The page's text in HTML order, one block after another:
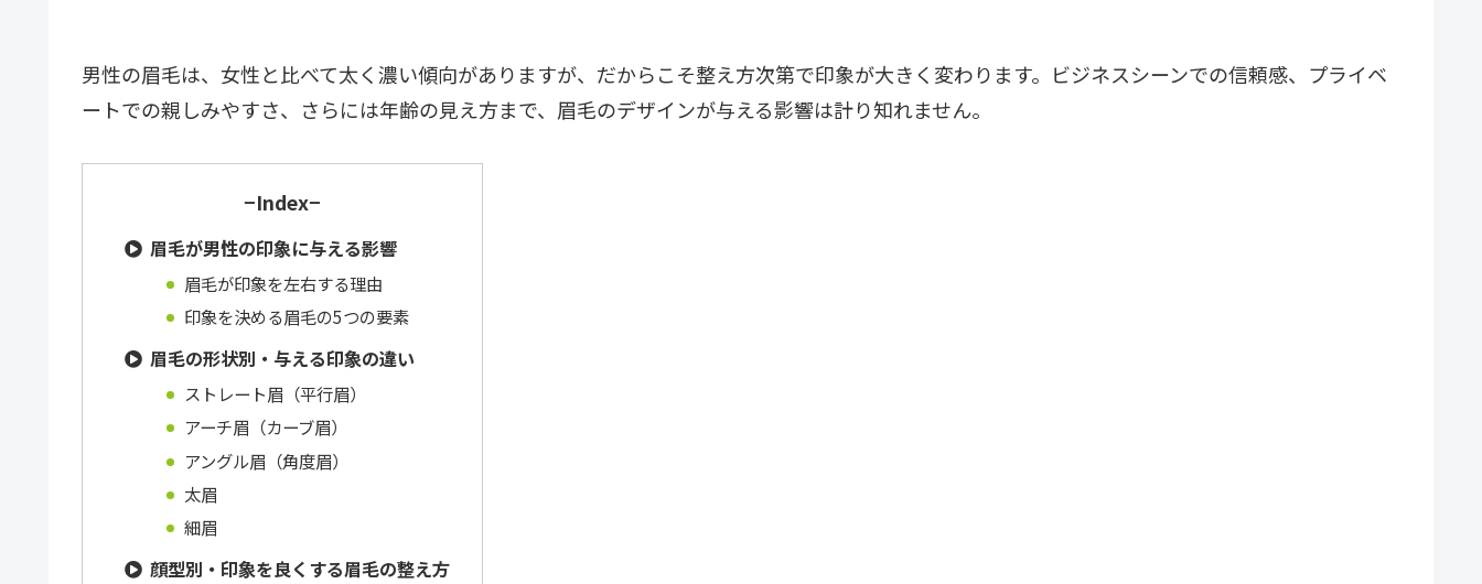
男性の眉毛は、女性と比べて太く濃い傾向がありますが、だからこそ整え方次第で印象が大きく変わります。ビジネスシーンでの信頼感、プライベ
ートでの親しみやすさ、さらには年齢の見え方まで、眉毛のデザインが与える影響は計り知れません。
−Index−
眉毛が男性の印象に与える影響
眉毛が印象を左右する理由
印象を決める眉毛の5つの要素
眉毛の形状別・与える印象の違い
ストレート眉（平行眉）
アーチ眉（カーブ眉）
アングル眉（角度眉）
太眉
細眉
顔型別・印象を良くする眉毛の整え方